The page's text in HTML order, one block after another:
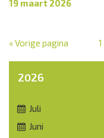
19 maart 2026
« Vorige pagina 1
2026
Juli
Juni